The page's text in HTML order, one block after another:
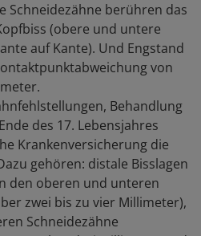
Schneidezähne berühren das
(obere und untere
auf Kante). Und Engstand
von
Behandlung
des 17. Lebensjahres
Krankenversicherung die
gehören: distale Bisslagen
den oberen und unteren
zwei bis zu vier Millimeter),
Schneidezähne